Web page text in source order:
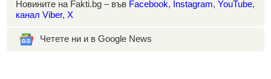
Новините на Fakti.bg – във Facebook, Instagram, YouTube,
канал Viber, X
Четете ни и в Google News